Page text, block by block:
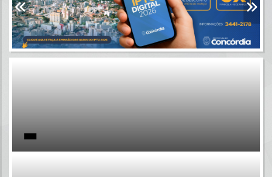
Portais
Por favor, aguarde...
Por favor, aguarde...